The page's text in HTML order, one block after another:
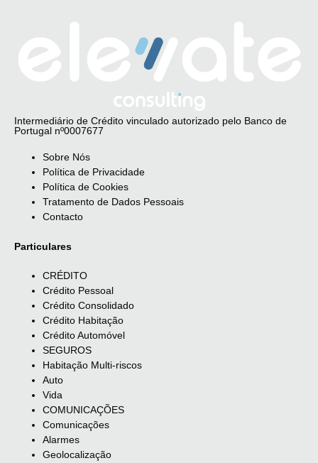
Intermediário de Crédito vinculado autorizado pelo Banco de
Portugal nº0007677
Sobre Nós
Política de Privacidade
Política de Cookies
Tratamento de Dados Pessoais
Contacto
Particulares
CRÉDITO
Crédito Pessoal
Crédito Consolidado
Crédito Habitação
Crédito Automóvel
SEGUROS
Habitação Multi-riscos
Auto
Vida
COMUNICAÇÕES
Comunicações
Alarmes
Geolocalização